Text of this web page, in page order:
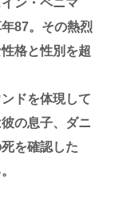
87。その熱烈
格と性別を超
ドを体現して
の息子、ダニ
を確認した